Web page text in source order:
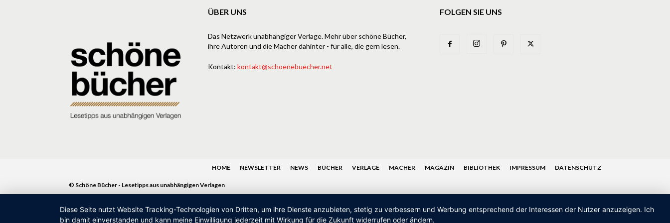
ÜBER UNS
Das Netzwerk unabhängiger Verlage. Mehr über schöne Bücher,
ihre Autoren und die Macher dahinter - für alle, die gern lesen.
Kontakt: kontakt@schoenebuecher.net
FOLGEN SIE UNS
HOME NEWSLETTER NEWS BÜCHER VERLAGE MACHER MAGAZIN BIBLIOTHEK IMPRESSUM DATENSCHUTZ
© Schöne Bücher - Lesetipps aus unabhängigen Verlagen
Diese Seite nutzt Website Tracking-Technologien von Dritten, um ihre Dienste anzubieten, stetig zu verbessern und Werbung entsprechend der Interessen der Nutzer anzuzeigen. Ich
bin damit einverstanden und kann meine Einwilligung jederzeit mit Wirkung für die Zukunft widerrufen oder ändern.